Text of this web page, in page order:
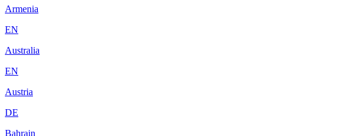
Armenia
EN
Australia
EN
Austria
DE
Bahrain